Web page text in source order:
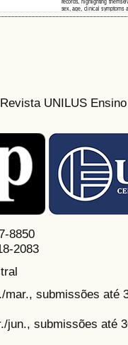
UNILUS
8850
2083
submissões até
jun., submissões até